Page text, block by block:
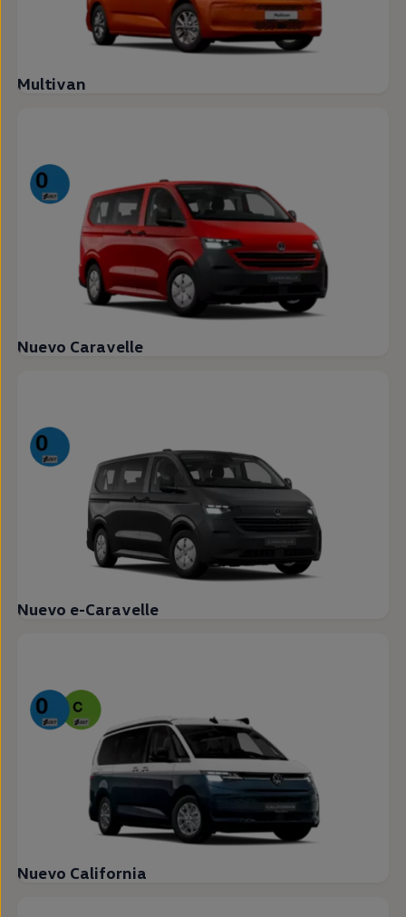
Multivan
Nuevo Caravelle
Nuevo e-Caravelle
Nuevo California